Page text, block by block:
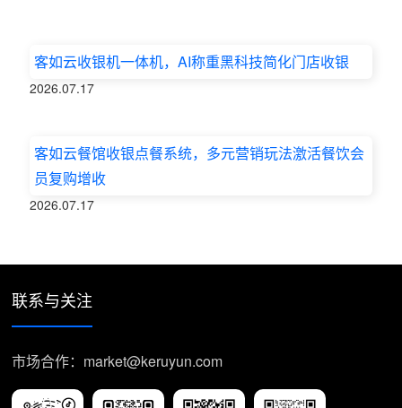
客如云收银机一体机，AI称重黑科技简化门店收银
2026.07.17
客如云餐馆收银点餐系统，多元营销玩法激活餐饮会
员复购增收
2026.07.17
联系与关注
市场合作：market@keruyun.com